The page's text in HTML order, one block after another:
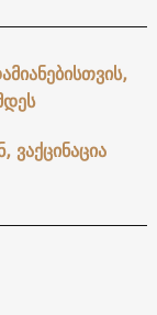
ვაქცინაცია